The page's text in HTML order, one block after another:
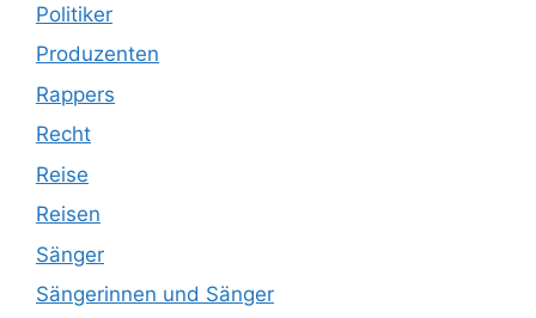
Politiker
Produzenten
Rappers
Recht
Reise
Reisen
Sänger
Sängerinnen und Sänger